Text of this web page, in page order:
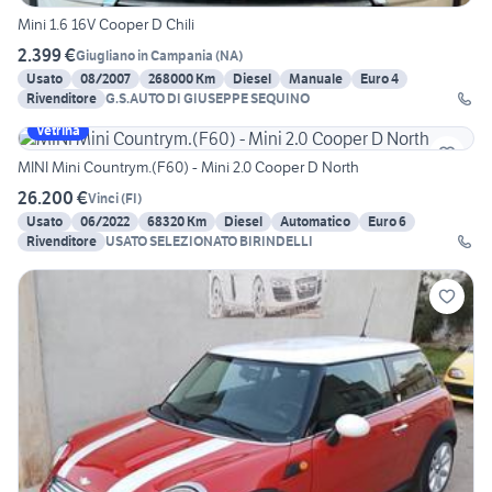
Mini 1.6 16V Cooper D Chili
2.399 €Giugliano in Campania (NA)
Usato
08/2007 268000 Km Diesel Manuale
Euro 4
Rivenditore G.S.AUTO DI GIUSEPPE SEQUINO
Vetrina
MINI Mini Countrym.(F60) - Mini 2.0 Cooper D North
26.200 €Vinci(FI)
Usato
06/2022 68320 Km Diesel Automatico
Euro 6
Rivenditore USATO SELEZIONATO BIRINDELLI